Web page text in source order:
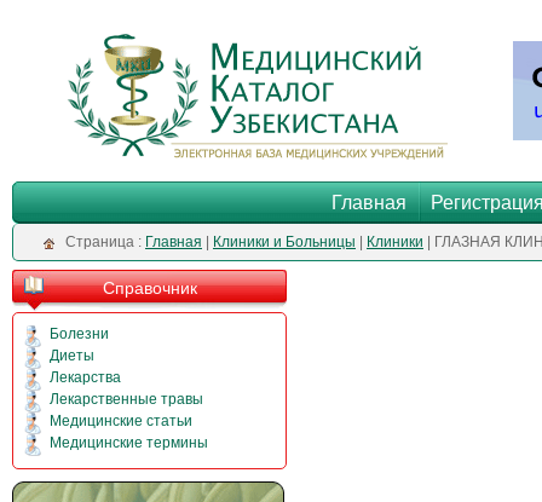
Главная
Cтраница : Главная Клиники и Больницы Клиники | ГЛАЗНАЯ
Справочник
Болезни
Диеты
Лекарства
Лекарственные травы
Медицинские статьи
Медицинские термины